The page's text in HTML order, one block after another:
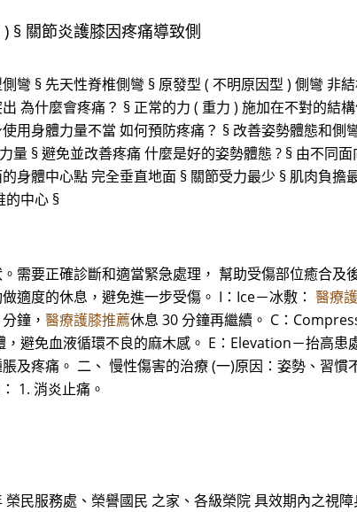
§ 關節炎護膝因疼痛導致側
彎 § 先天性脊椎側彎 § 原發型 ( 不明原因型 ) 側彎 非
為什麼會疼痛？ § 正常的力 ( 重力 ) 施加在不對的結
用身體力量不當 如何預防疼痛？ § 改善姿勢體態和
量 § 避免並改善疼痛 什麼是好的姿勢體態 ? § 由不同
身體中心點 完全垂直地面 § 關節受力最少 § 肌肉負
的中心 §
需要正確診斷和適當緊急處理， 幫助受傷部位癒合及
適度的休息，避免進一步受傷。 I：Ice－冰敷： 醫療
鐘， 醫療護膝推薦休息 30 分鐘再繼續。 C：
避免血液循環不良的麻木感。 E：Elevation－抬高
及疼痛。 二、 慢性傷害的治療 (一)原因：姿勢、習
1. 消炎止痛。
榮民服務處、榮譽國民 之家、各級榮院 具效期內之視